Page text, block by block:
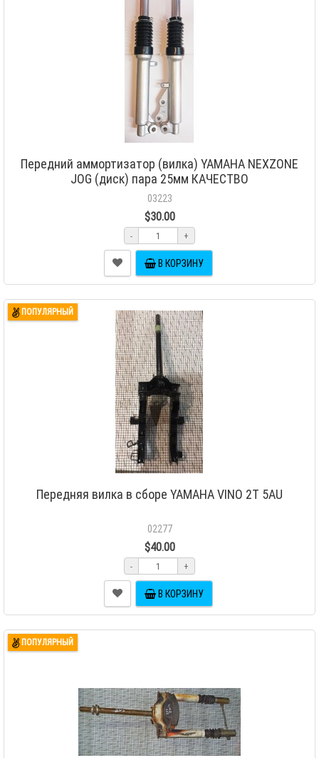
Передний аммортизатор (вилка) YAMAHA NEXZONE
JOG (диск) пара 25мм КАЧЕСТВО
03223
$30.00
- +
В КОРЗИНУ
ПОПУЛЯРНЫЙ
Передняя вилка в сборе YAMAHA VINO 2T 5AU
02277
$40.00
- +
В КОРЗИНУ
ПОПУЛЯРНЫЙ